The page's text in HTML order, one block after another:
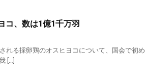
コ、数は1億1千万羽
る採卵鶏のオスヒヨコについて、国会で初
[…]